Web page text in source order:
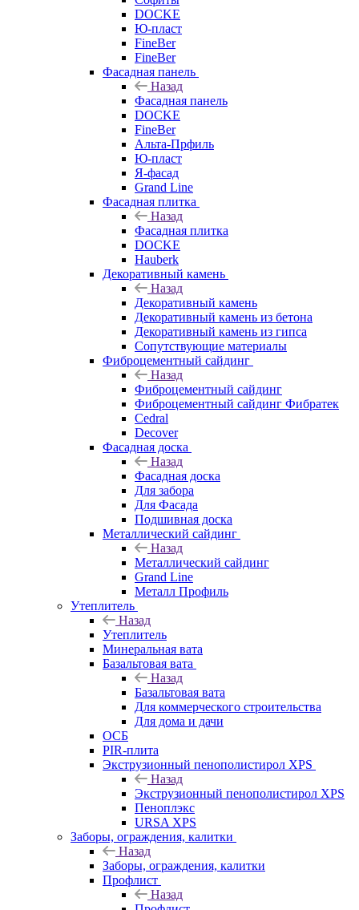
DOCKE
Ю-пласт
FineBer
FineBer
Фасадная панель
Назад
Фасадная панель
DOCKE
FineBer
Альта-Прфиль
Ю-пласт
Я-фасад
Grand Line
Фасадная плитка
Назад
Фасадная плитка
DOCKE
Hauberk
Декоративный камень
Назад
Декоративный камень
Декоративный камень из бетона
Декоративный камень из гипса
Сопутствующие материалы
Фиброцементный сайдинг
Назад
Фиброцементный сайдинг
Фиброцементный сайдинг Фибратек
Cedral
Decover
Фасадная доска
Назад
Фасадная доска
Для забора
Для Фасада
Подшивная доска
Металлический сайдинг
Назад
Металлический сайдинг
Grand Line
Металл Профиль
Утеплитель
Назад
Утеплитель
Минеральная вата
Базальтовая вата
Назад
Базальтовая вата
Для коммерческого строительства
Для дома и дачи
ОСБ
PIR-плита
Экструзионный пенополистирол XPS
Назад
Экструзионный пенополистирол XPS
Пеноплэкс
URSA XPS
Заборы, ограждения, калитки
Назад
Заборы, ограждения, калитки
Профлист
Назад